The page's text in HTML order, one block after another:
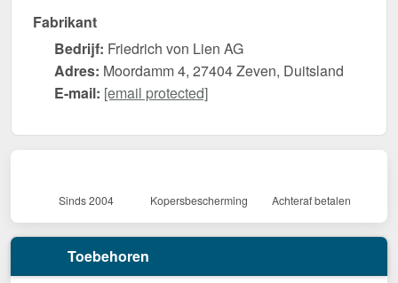
Fabrikant
Bedrijf: Friedrich von Lien AG
Adres: Moordamm 4, 27404 Zeven, Duitsland
E-mail: [email protected]
Sinds 2004 Kopersbescherming Achteraf betalen
Toebehoren